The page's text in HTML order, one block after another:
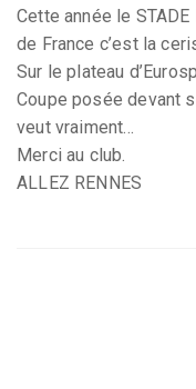
Cette année le STADE
de France c’est la
Sur le plateau
Coupe posée devant
veut vraiment...
Merci au club.
ALLEZ RENNES